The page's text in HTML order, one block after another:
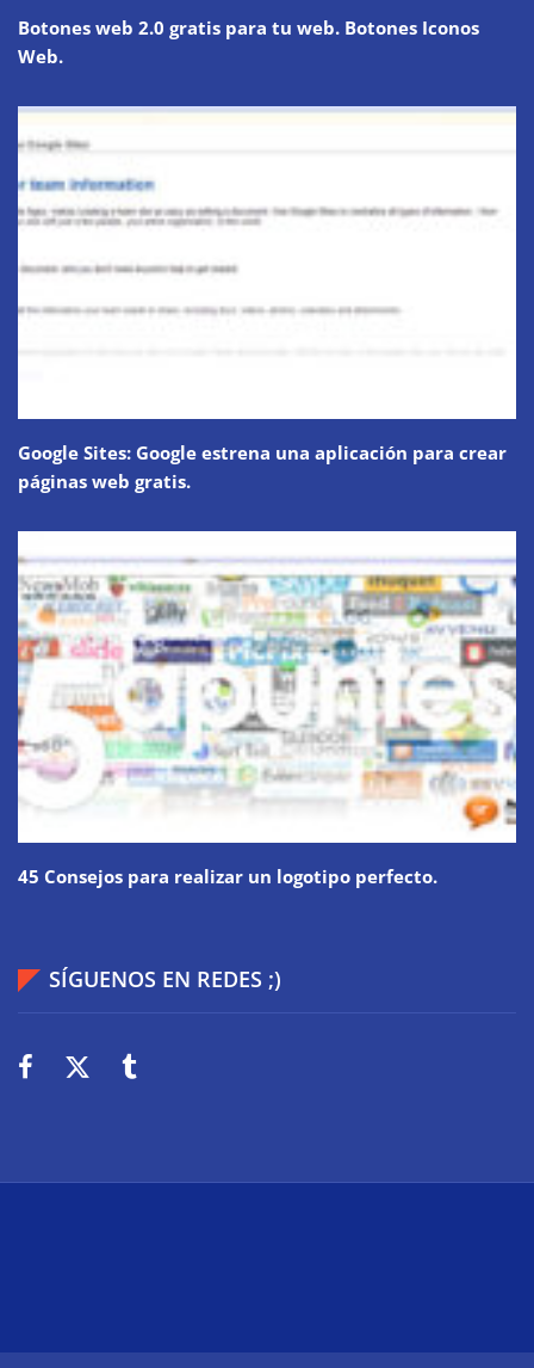
Botones web 2.0 gratis para tu web. Botones Iconos
Web.
Google Sites: Google estrena una aplicación para crear
páginas web gratis.
45 Consejos para realizar un logotipo perfecto.
SÍGUENOS EN REDES ;)